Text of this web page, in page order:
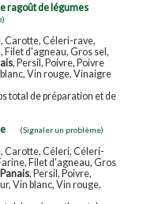
ragoût de légumes
Carotte, Céleri-rave,
Filet d'agneau, Gros sel,
, Persil, Poivre, Poivre
Vin rouge, Vinaigre
total de préparation et de
(Signaler un problème)
Carotte, Céleri, Céleri-
Filet d'agneau, Gros
Panais, Persil, Poivre,
Vin blanc, Vin rouge,